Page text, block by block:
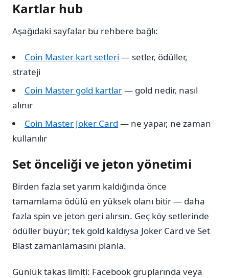
Kartlar hub
Aşağıdaki sayfalar bu rehbere bağlı:
Coin Master kart setleri — setler, ödüller,
strateji
Coin Master gold kartlar— gold nedir, nasıl
alınır
Coin Master Joker Card — ne yapar, ne zaman
kullanılır
Set önceliği ve jeton yönetimi
Birden fazla set yarım kaldığında önce
tamamlama ödülü en yüksek olanı bitir — daha
fazla spin ve jeton geri alırsın. Geç köy setlerinde
ödüller büyür; tek gold kaldıysa Joker Card ve Set
Blast zamanlamasını planla.
Günlük takas limiti: Facebook gruplarında veya